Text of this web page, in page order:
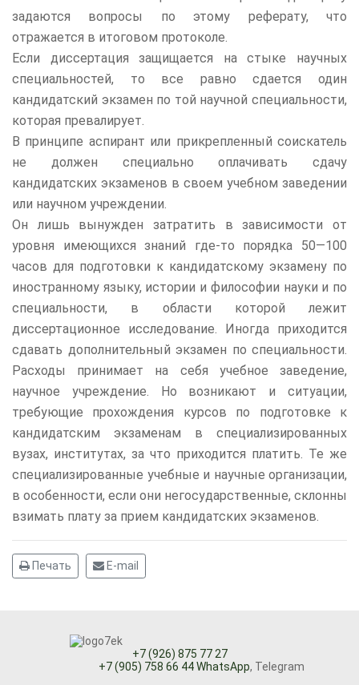
задаются вопросы по этому реферату, что
отражается в итоговом протоколе.
Если диссертация защищается на стыке научных
специальностей, то все равно сдается один
кандидатский экзамен по той научной специальности,
которая превалирует.
В принципе аспирант или прикрепленный соискатель
не должен специально оплачивать сдачу
кандидатских экзаменов в своем учебном заведении
или научном учреждении.
Он лишь вынужден затратить в зависимости от
уровня имеющихся знаний где-то порядка 50—100
часов для подготовки к кандидатскому экзамену по
иностранному языку, истории и философии науки и по
специальности, в области которой лежит
диссертационное исследование. Иногда приходится
сдавать дополнительный экзамен по специальности.
Расходы принимает на себя учебное заведение,
научное учреждение. Но возникают и ситуации,
требующие прохождения курсов по подготовке к
кандидатским экзаменам в специализированных
вузах, институтах, за что приходится платить. Те же
специализированные учебные и научные организации,
в особенности, если они негосударственные, склонны
взимать плату за прием кандидатских экзаменов.
Печать E-mail
+7 (926) 875 77 27
+7 (905) 758 66 44 WhatsApp, Telegram